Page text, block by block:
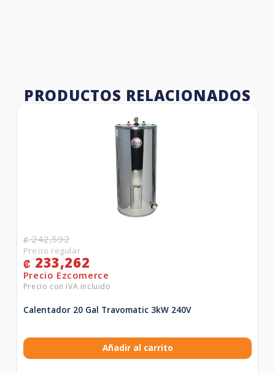
PRODUCTOS RELACIONADOS
₡242,592
₡ 233,262
Calentador 20 Gal Travomatic 3kW 240V
Añadir al carrito